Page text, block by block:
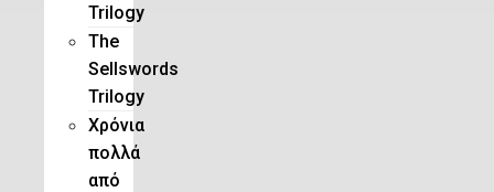
Trilogy
Τhe
Sellswords
Trilogy
Χρόνια
πολλά
από